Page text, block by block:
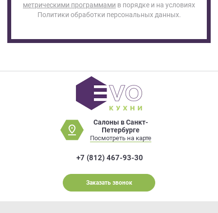
метрическими программами в порядке и на условиях
Политики обработки персональных данных.
Салоны в Санкт-
Петербурге
Посмотреть на карте
+7 (812) 467-93-30
Заказать звонок